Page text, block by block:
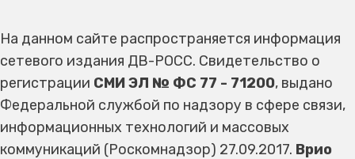
На данном сайте распространяется информация
сетевого издания ДВ-РОСС. Свидетельство о
регистрации СМИ ЭЛ № ФС 77 - 71200, выдано
Федеральной службой по надзору в сфере связи,
информационных технологий и массовых
коммуникаций (Роскомнадзор) 27.09.2017. Врио